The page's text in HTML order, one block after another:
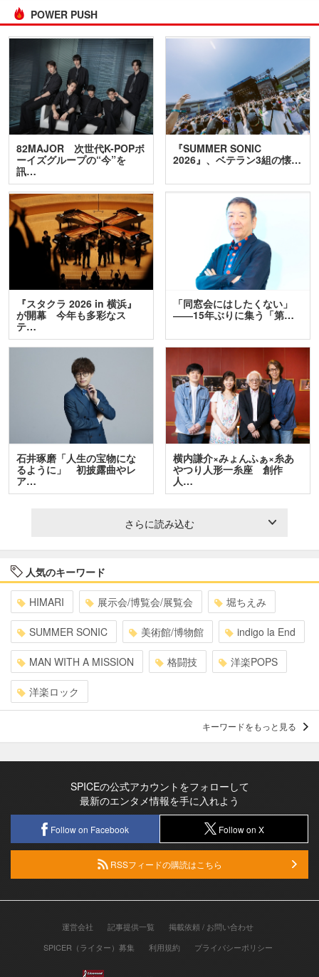
POWER PUSH
82MAJOR 次世代K-POPボ
ーイズグループの“今”を
訊…
『SUMMER SONIC
2026』、ベテラン3組の懐…
『スタクラ 2026 in 横浜』
が開幕 今年も多彩なス
テ…
「同窓会にはしたくない」
――15年ぶりに集う「第…
石井琢磨「人生の宝物にな
るように」 初披露曲やレ
ア…
横内謙介×みょんふぁ×糸あ
やつり人形一糸座 創作
人…
さらに読み込む
人気のキーワード
HIMARI 展示会/博覧会/展覧会 堀ちえみ
SUMMER SONIC 美術館/博物館 indigo la End
MAN WITH A MISSION 格闘技 洋楽POPS
洋楽ロック
キーワードをもっと見る
SPICEの公式アカウントをフォローして
最新のエンタメ情報を手に入れよう
Follow on Facebook Follow on X
RSSフィードの購読はこちら
運営会社 記事提供一覧
掲載依頼 / お問い合わせ
SPICER（ライター）募集
利用規約 プライバシーポリシー